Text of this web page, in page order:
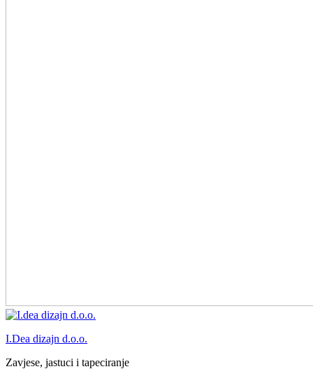
I.Dea dizajn d.o.o.
Zavjese, jastuci i tapeciranje